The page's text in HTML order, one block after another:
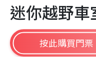
迷你越野
按此購買門票